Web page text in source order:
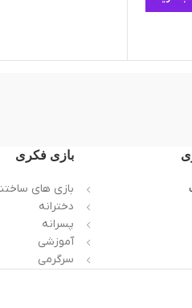
بازی فکری
بازی های
دخترانه
پسرانه
آموزشی
سرگرمی